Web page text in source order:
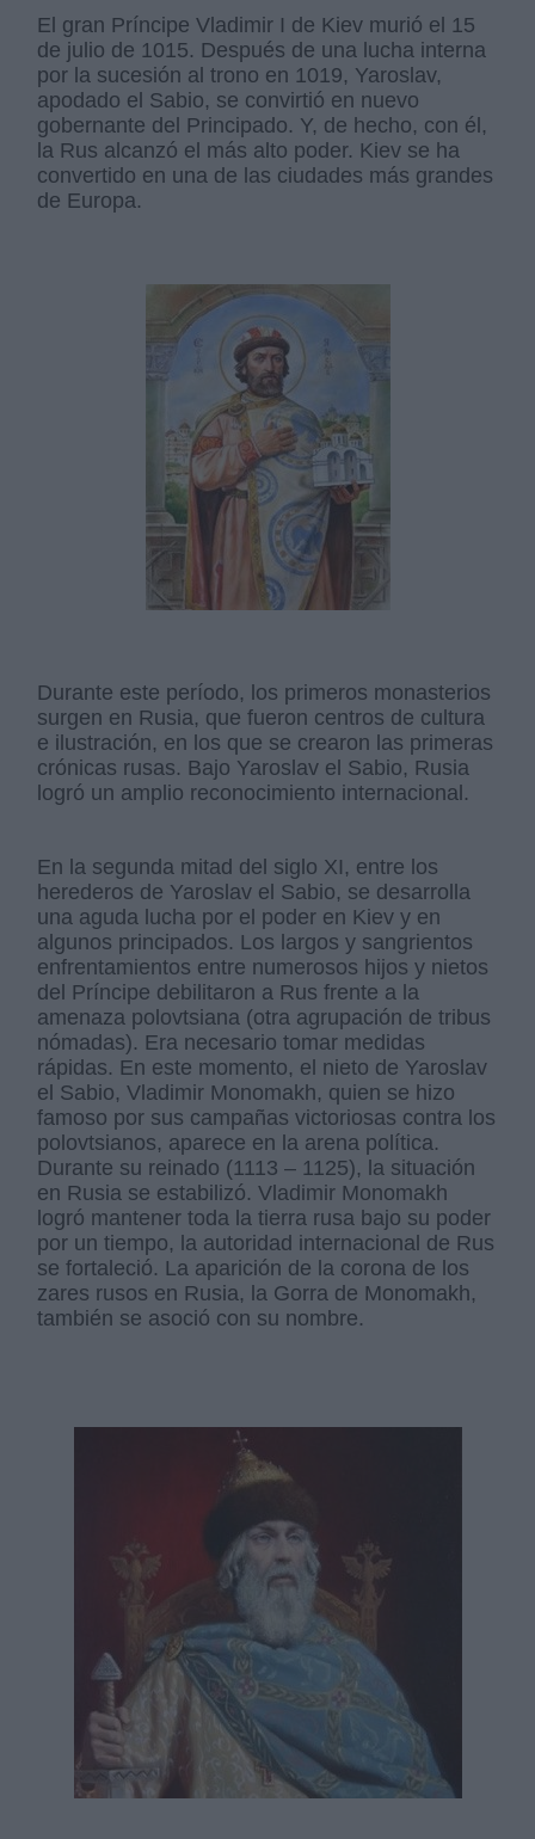
El gran Príncipe Vladimir I de Kiev murió el 15
de julio de 1015. Después de una lucha interna
por la sucesión al trono en 1019, Yaroslav,
apodado el Sabio, se convirtió en nuevo
gobernante del Principado. Y, de hecho, con él,
la Rus alcanzó el más alto poder. Kiev se ha
convertido en una de las ciudades más grandes
de Europa.
Durante este período, los primeros monasterios
surgen en Rusia, que fueron centros de cultura
e ilustración, en los que se crearon las primeras
crónicas rusas. Bajo Yaroslav el Sabio, Rusia
logró un amplio reconocimiento internacional.
En la segunda mitad del siglo XI, entre los
herederos de Yaroslav el Sabio, se desarrolla
una aguda lucha por el poder en Kiev y en
algunos principados. Los largos y sangrientos
enfrentamientos entre numerosos hijos y nietos
del Príncipe debilitaron a Rus frente a la
amenaza polovtsiana (otra agrupación de tribus
nómadas). Era necesario tomar medidas
rápidas. En este momento, el nieto de Yaroslav
el Sabio, Vladimir Monomakh, quien se hizo
famoso por sus campañas victoriosas contra los
polovtsianos, aparece en la arena política.
Durante su reinado (1113 – 1125), la situación
en Rusia se estabilizó. Vladimir Monomakh
logró mantener toda la tierra rusa bajo su poder
por un tiempo, la autoridad internacional de Rus
se fortaleció. La aparición de la corona de los
zares rusos en Rusia, la Gorra de Monomakh,
también se asoció con su nombre.